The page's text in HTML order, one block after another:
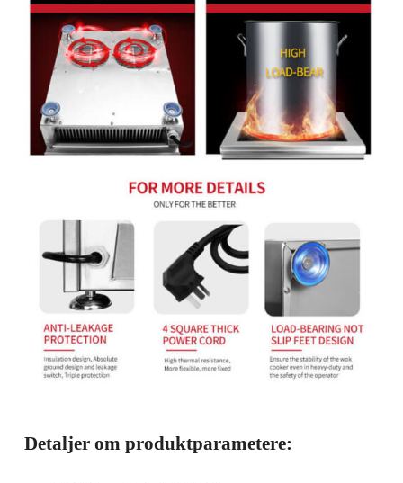
Detaljer om produktparametere: